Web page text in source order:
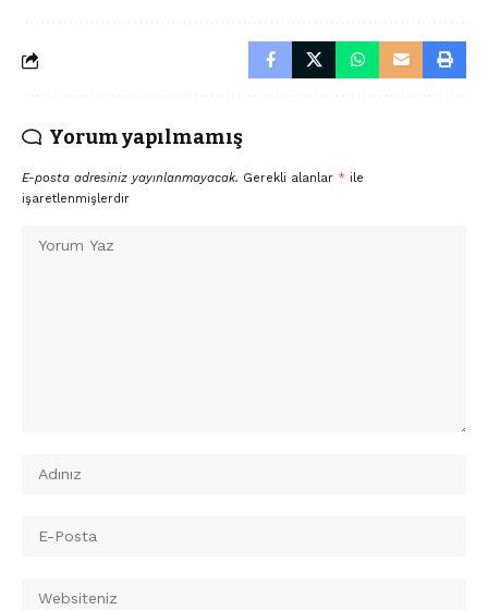
Yorum yapılmamış
E-posta adresiniz yayınlanmayacak. Gerekli alanlar * ile
işaretlenmişlerdir